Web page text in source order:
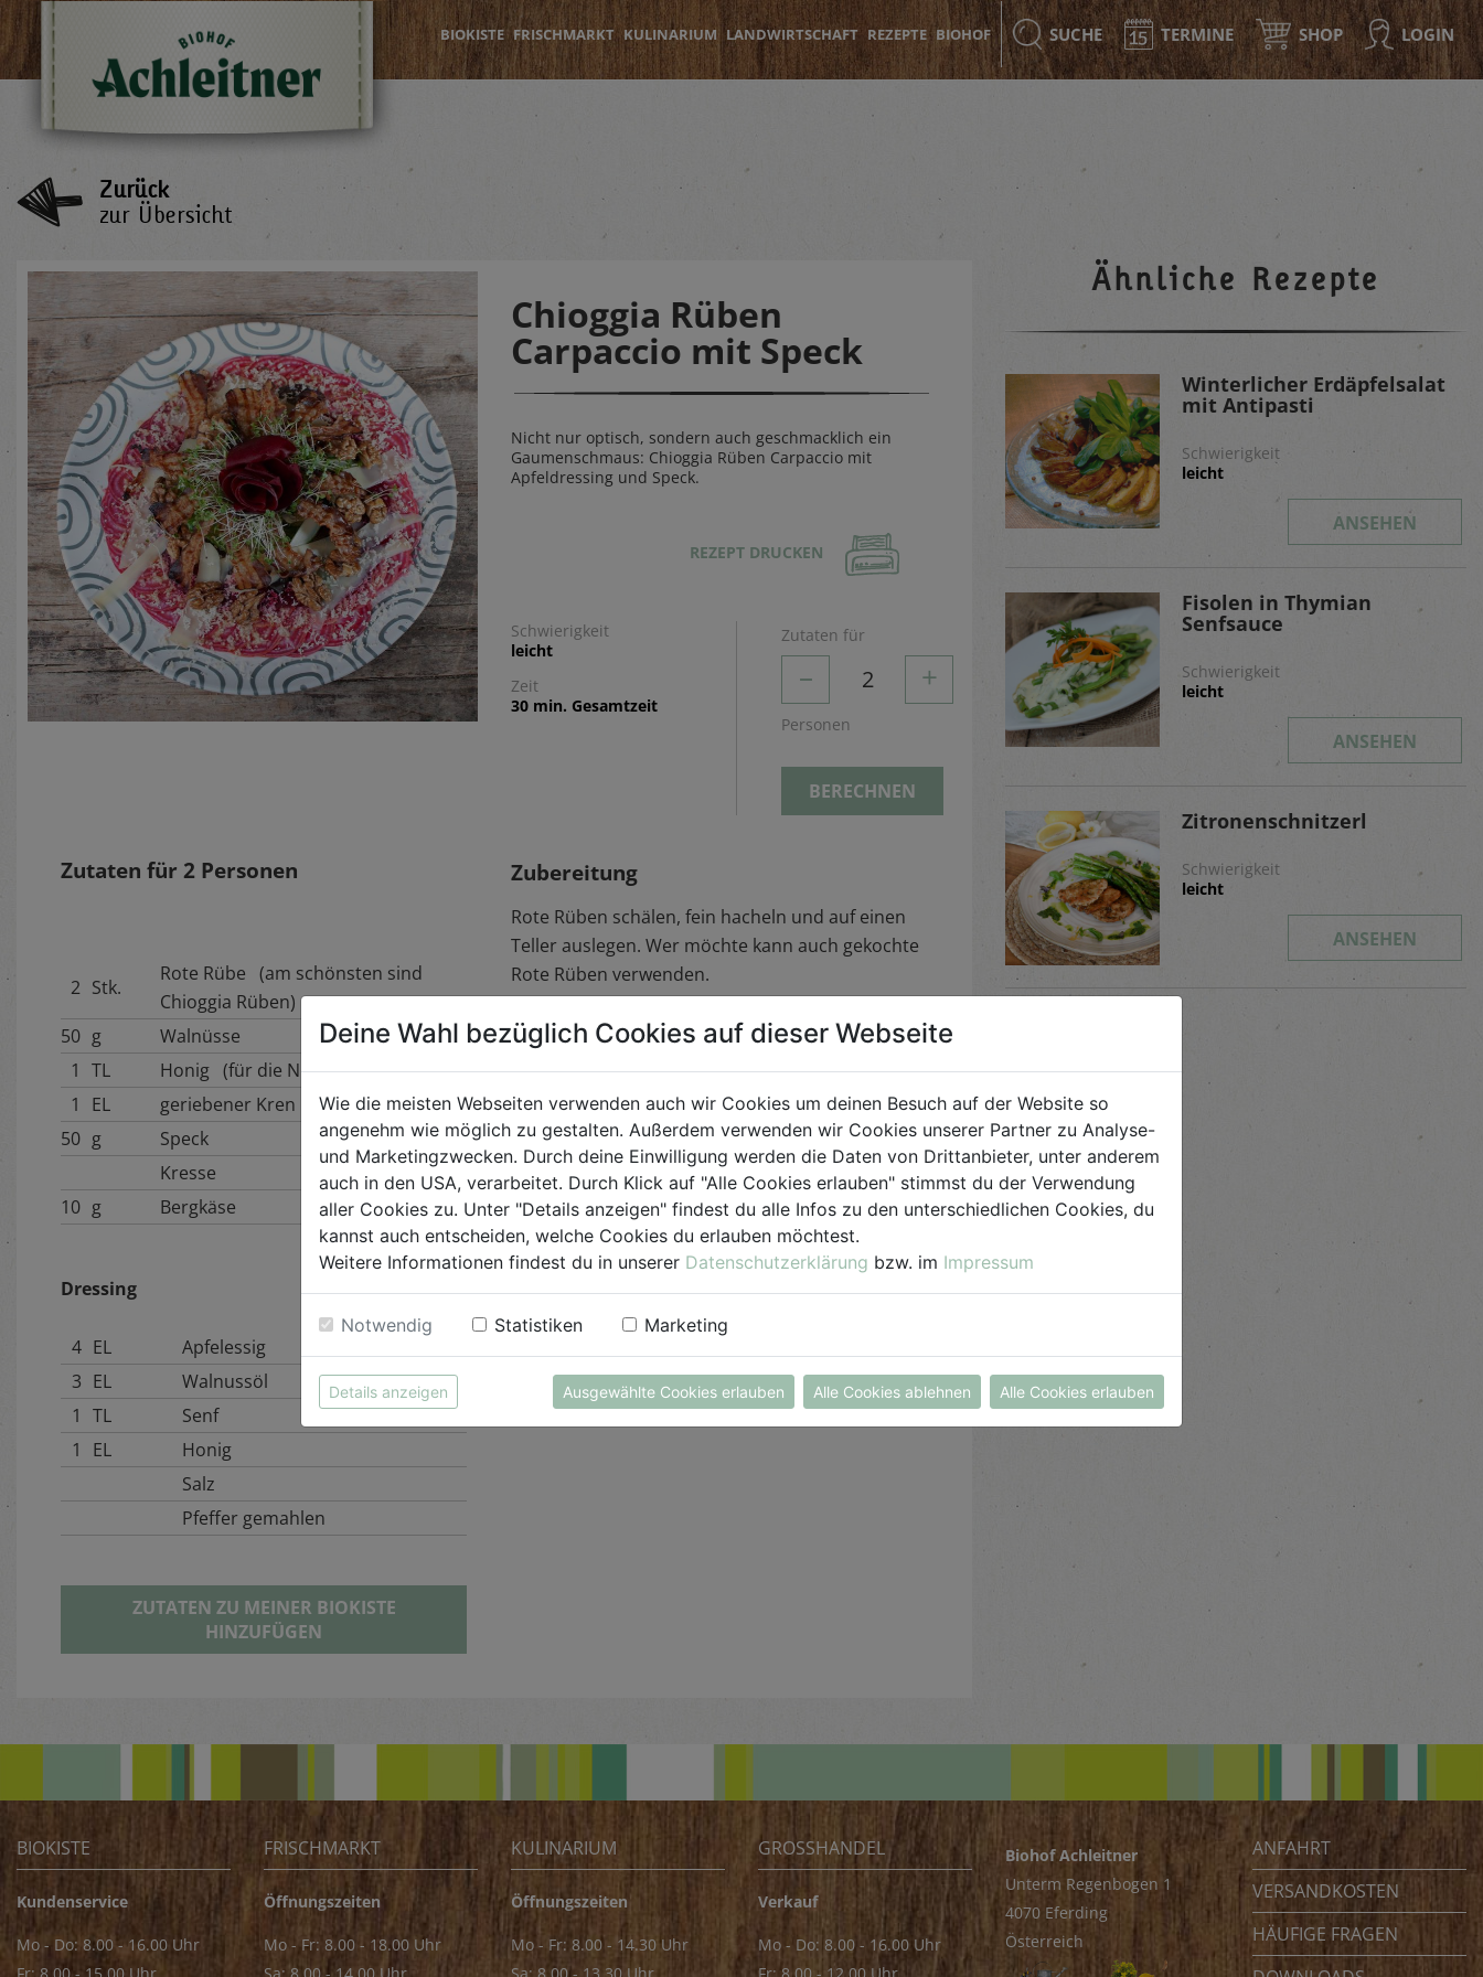
BIOKISTE FRISCHMARKT KULINARIUM LANDWIRTSCHAFT REZEPTE BIOHOF SUCHE TERMINE SHOP LOGIN
Zurück
zur Übersicht
Chioggia Rüben
Carpaccio mit Speck
Nicht nur optisch, sondern auch geschmacklich ein
Gaumenschmaus: Chioggia Rüben Carpaccio mit
Apfeldressing und Speck.
REZEPT DRUCKEN
Schwierigkeit
leicht
Zeit
30 min. Gesamtzeit
Zutaten für
– 2 +
Personen
BERECHNEN
Zutaten für 2 Personen
2 Stk.
Rote Rübe (am schönsten sind
Chioggia Rüben)
50 g
Walnüsse
1 TL
Honig (für die Nüsse)
1
EL
geriebener Kren
50 g
Speck
Kresse
10 g Bergkäse
Dressing
4 EL
Apfelessig
3 EL
Walnussöl
1 TL
Senf
1
EL
Honig
Salz
Pfeffer gemahlen
ZUTATEN ZU MEINER BIOKISTE
HINZUFÜGEN
Zubereitung
Rote Rüben schälen, fein hacheln und auf einen
Teller auslegen. Wer möchte kann auch gekochte
Rote Rüben verwenden.
Für das Dressing alle Zutaten in ein
Die Walnüsse in 1 TL Honig kurz in einer Pfanne
glasieren. Den Speck in feine Streifen schneiden
und knusprig braten. Alternativ geht das auch im
200°C heißem Rohr bei ca. 10-12 Minuten.
Das Dressing über die Chioggia Rüben geben.
Anschließend gehobelten Bergkäse, Kren,
Walnüsse, Kresse und den Speck garnieren und
anrichten.
Ähnliche Rezepte
Winterlicher Erdäpfelsalat
mit Antipasti
Schwierigkeit
leicht
ANSEHEN
Fisolen in Thymian
Senfsauce
Schwierigkeit
leicht
ANSEHEN
Zitronenschnitzerl
Schwierigkeit
leicht
ANSEHEN
BIOKISTE
Kundenservice
Mo - Do: 8.00 - 16.00 Uhr
FRISCHMARKT
Öffnungszeiten
Mo - Fr: 8.00 - 18.00 Uhr
KULINARIUM
Öffnungszeiten
Mo - Fr: 8.00 - 14.30 Uhr
GROSSHANDEL
Verkauf
Mo - Do: 8.00 - 16.00 Uhr
Biohof Achleitner
Unterm Regenbogen 1
4070 Eferding
Österreich
ANFAHRT
VERSANDKOSTEN
HÄUFIGE FRAGEN
Deine Wahl bezüglich Cookies auf dieser Webseite
Wie die meisten Webseiten verwenden auch wir Cookies um deinen Besuch auf der Website so
angenehm wie möglich zu gestalten. Außerdem verwenden wir Cookies unserer Partner zu Analyse-
und Marketingzwecken. Durch deine Einwilligung werden die Daten von Drittanbieter, unter anderem
auch in den USA, verarbeitet. Durch Klick auf "Alle Cookies erlauben" stimmst du der Verwendung
aller Cookies zu. Unter "Details anzeigen" findest du alle Infos zu den unterschiedlichen Cookies, du
kannst auch entscheiden, welche Cookies du erlauben möchtest.
Weitere Informationen findest du in unserer Datenschutzerklärung bzw. im Impressum
Notwendig Statistiken Marketing
Details anzeigen Ausgewählte Cookies erlauben Alle Cookies ablehnen Alle Cookies erlauben